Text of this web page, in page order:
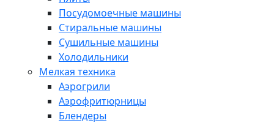
Посудомоечные машины
Стиральные машины
Сушильные машины
Холодильники
Мелкая техника
Аэрогрили
Аэрофритюрницы
Блендеры